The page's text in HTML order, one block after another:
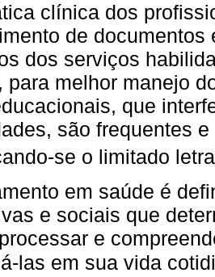
clínica dos
de
dos serviços
para melhor manejo
que
são frequentes
se o limitado
em saúde é
e sociais que
e
las em sua vida